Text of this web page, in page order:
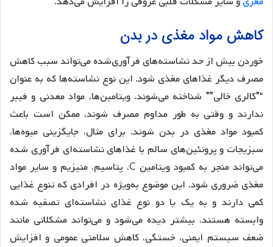
کاهش مواد مغذی در بدن
خوردن بیش از حد نشاسته‌های فرآوری‌شده می‌تواند سبب کاهش
مصرف دیگر غذاهای مغذی شود. این نوع نشاسته‌ها که به عنوان
“”کالری خالی”” شناخته می‌شوند، ویتامین‌ها، مواد معدنی و فیبر
ندارند و وقتی به طور مداوم مصرف شوند، ممکن است باعث
کمبود مواد مغذی در بدن شوند. برای مثال، جایگزینی میوه‌ها،
سبزیجات و پروتئین‌های سالم با غذاهای نشاسته‌ای فرآوری شده
می‌تواند منجر به کمبود ویتامین C، پتاسیم، منیزیم و سایر مواد
مغذی ضروری شود. این موضوع به‌ویژه در افرادی که تنوع غذایی
کمی دارند و به یک یا دو نوع غذای نشاسته‌ای تصفیه شده
وابسته هستند، بیشتر دیده می‌شود و می‌تواند مشکلاتی مانند
ضعف سیستم ایمنی، خستگی، کاهش سلامتی عمومی و افزایش